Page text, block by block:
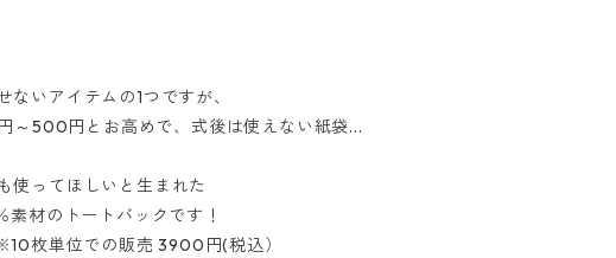
いアイテムの1つですが、
～500円とお高めで、式後は使えない紙袋...
使ってほしいと生まれた
材のトートバックです！
枚単位での販売 3900円(税込）